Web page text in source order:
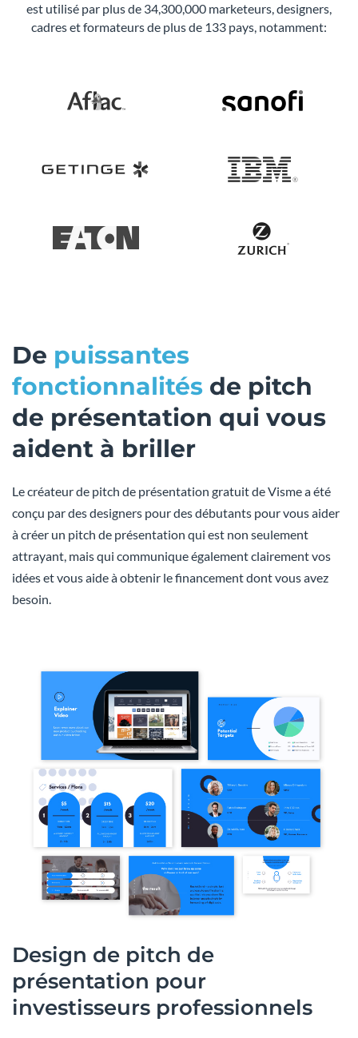
est utilisé par plus de 34,300,000 marketeurs, designers,
cadres et formateurs de plus de 133 pays, notamment:
De puissantes
fonctionnalités de pitch
de présentation qui vous
aident à briller
Le créateur de pitch de présentation gratuit de Visme a été
conçu par des designers pour des débutants pour vous aider
à créer un pitch de présentation qui est non seulement
attrayant, mais qui communique également clairement vos
idées et vous aide à obtenir le financement dont vous avez
besoin.
Design de pitch de
présentation pour
investisseurs professionnels